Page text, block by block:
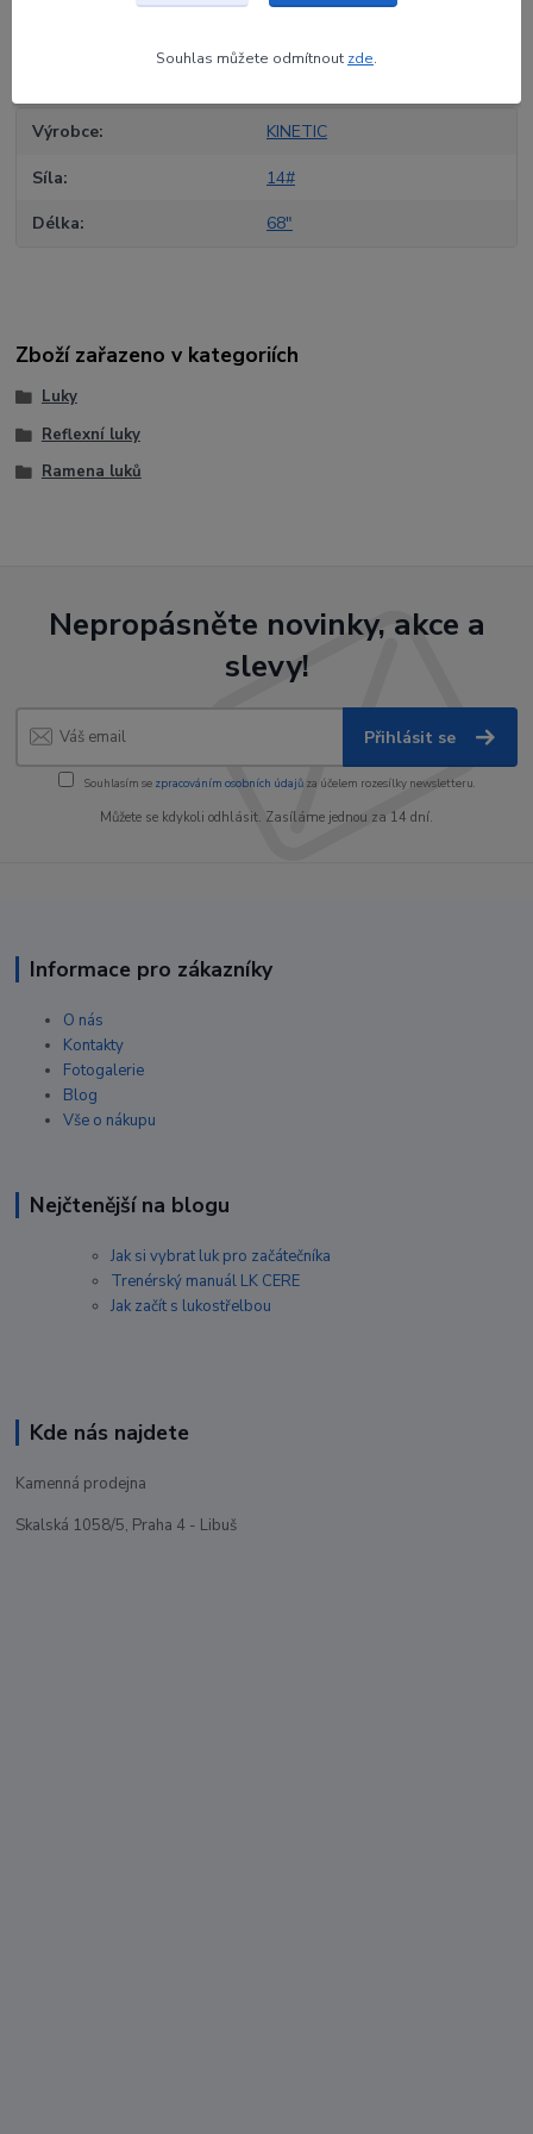
Výrobce KINETIC
Síla 14#
Délka 68"
Zboží zařazeno v kategoriích
Luky
Reflexní luky
Ramena luků
Nepropásněte novinky, akce a
slevy!
Přihlásit se
Souhlasím se zpracováním osobních údajůza účelem rozesílky newsletteru.
Můžete se kdykoli odhlásit. Zasíláme jednou za 14 dní.
Informace pro zákazníky
O nás
Kontakty
Fotogalerie
Blog
Vše o nákupu
Nejčtenější na blogu
Jak si vybrat luk pro začátečníka
Trenérský manuál LK CERE
Jak začít s lukostřelbou
Kde nás najdete
Kamenná prodejna
Skalská 1058/5, Praha 4 - Libuš
Souhlas můžete odmítnout zde.